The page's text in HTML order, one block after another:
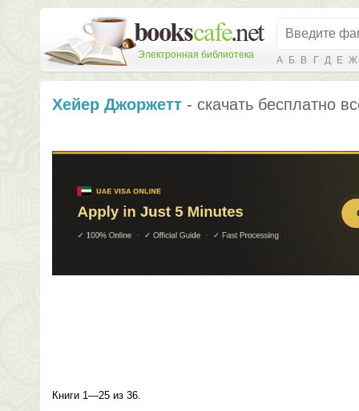
Электронная библиотека А Б В Г Д Е Ж
Хейер Джоржетт - скачать бесплатно
Книги 1—25 из 36.